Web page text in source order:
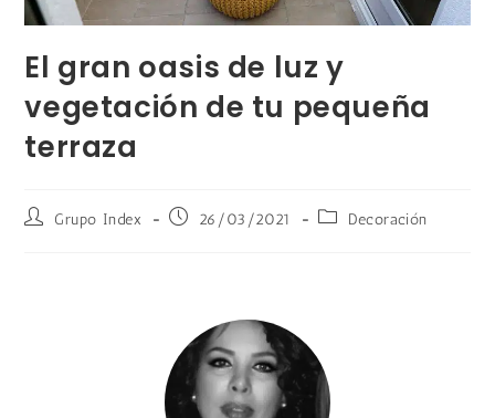
El gran oasis de luz y
vegetación de tu pequeña
terraza
Grupo Index 26/03/2021 Decoración